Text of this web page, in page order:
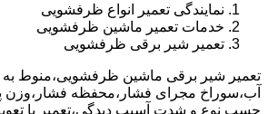
نمایندگی تعمیر انواع ظرفشویی
خدمات تعمیر ماشین ظرفشویی
تعمیر شیر برقی ظرفشویی
تعمیر شیر برقی ماشین ظرفشویی،منوط به
آب،سوراخ مجرای فشار،محفظه فشار،وزن
حسب نوع و شدت آسیب دیدگی،تعمیر یا